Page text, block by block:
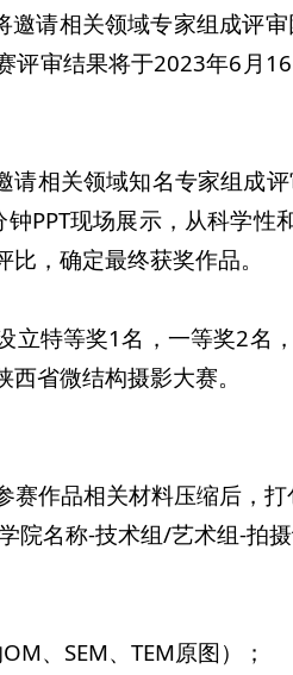
请相关领域专家组成评
评审结果将于2023年6月
相关领域知名专家组成
PPT现场展示，从科学
，确定最终获奖作品。
立特等奖1名，一等奖2
省微结构摄影大赛。
赛作品相关材料压缩后，
院名称-技术组/艺术组-拍
、SEM、TEM原图）；